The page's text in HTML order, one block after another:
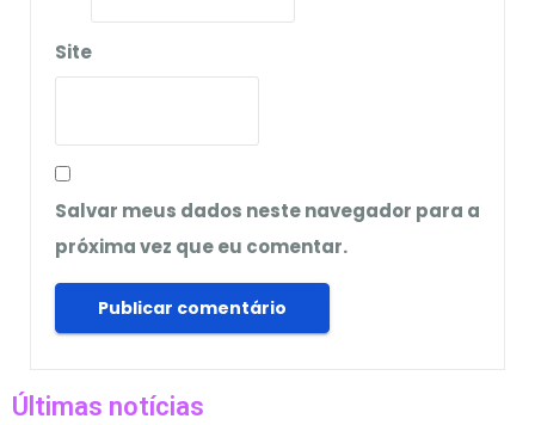
Site
Salvar meus dados neste navegador para a
próxima vez que eu comentar.
Últimas notícias